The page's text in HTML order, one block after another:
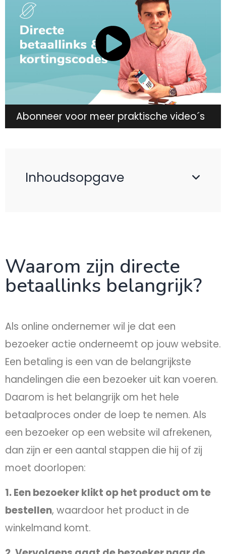
Abonneer voor meer praktische video´s
Inhoudsopgave
Waarom zijn directe
betaallinks belangrijk?
Als online ondernemer wil je dat een
bezoeker actie onderneemt op jouw website.
Een betaling is een van de belangrijkste
handelingen die een bezoeker uit kan voeren.
Daarom is het belangrijk om het hele
betaalproces onder de loep te nemen. Als
een bezoeker op een website wil afrekenen,
dan zijn er een aantal stappen die hij of zij
moet doorlopen:
1. Een bezoeker klikt op het product om te
bestellen, waardoor het product in de
winkelmand komt.